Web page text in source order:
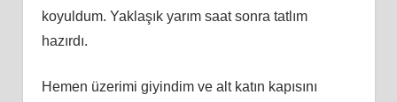
koyuldum. Yaklaşık yarım saat sonra tatlım
hazırdı.
Hemen üzerimi giyindim ve alt katın kapısını